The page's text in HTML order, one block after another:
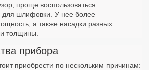
проще воспользоваться
шлифовки. У нее более
а также насадки разных
толщины.
прибора
приобрести по нескольким причинам: